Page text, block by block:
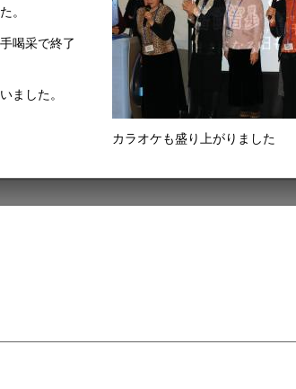
。
喝采で終了
ました。
カラオケも盛り上がりました